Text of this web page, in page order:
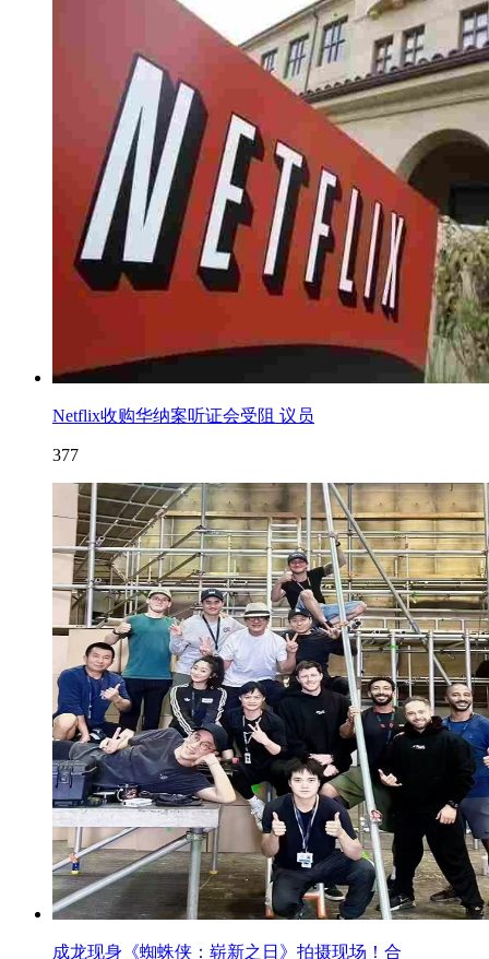
Netflix收购华纳案听证会受阻 议员
377
成龙现身《蜘蛛侠：崭新之日》拍摄现场！合